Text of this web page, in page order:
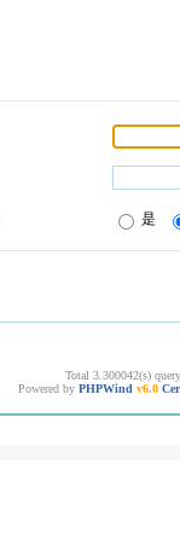
是
Total 3.300042(s)
Powered by PHPWind v6.0